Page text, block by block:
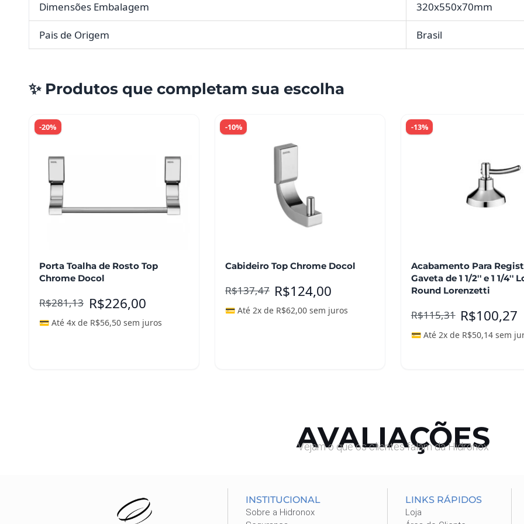
Dimensões Embalagem 320x550x70mm
Pais de Origem Brasil
✨ Produtos que completam sua escolha
-20%
Porta Toalha de Rosto Top
Chrome Docol
R$281,13 R$226,00
💳 Até 4x de R$56,50 sem juros
-10%
Cabideiro Top Chrome Docol
R$137,47 R$124,00
💳 Até 2x de R$62,00sem juros
-13%
Acabamento Para
Gaveta de 1 1/2'' e 1 1/4''
Round Lorenzetti
R$115,31 R$100,27
💳 Até 2x de R$50,14sem
AVALIAÇÕES
Vejam o que os clientes falam da Hidronox
INSTITUCIONAL
Sobre a Hidronox
LINKS RÁPIDOS
Loja